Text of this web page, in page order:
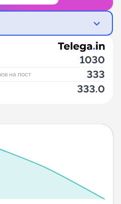
1030
на пост 333
333.0